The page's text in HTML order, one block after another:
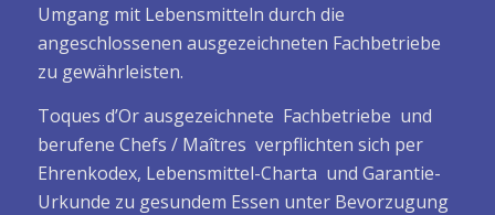
Umgang mit Lebensmitteln durch die
angeschlossenen ausgezeichneten Fachbetriebe
zu gewährleisten.
Toques d’Or ausgezeichnete Fachbetriebe und
berufene Chefs / Maîtres verpflichten sich per
Ehrenkodex, Lebensmittel-Charta und Garantie-
Urkunde zu gesundem Essen unter Bevorzugung